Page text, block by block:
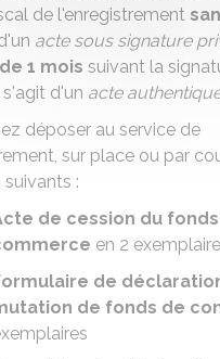
de l'enregistrement
acte sous signature
1 mois suivant la
d'un acte
déposer au service de
sur place ou par
:
de cession du
en 2
de
de fonds de